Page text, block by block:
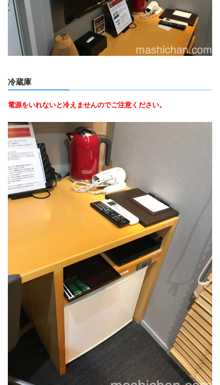
冷蔵庫
電源をいれないと冷えませんのでご注意ください。